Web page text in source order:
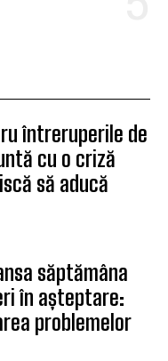
întreruperile de
cu o criză
să aducă
săptămâna
în așteptare:
problemelor